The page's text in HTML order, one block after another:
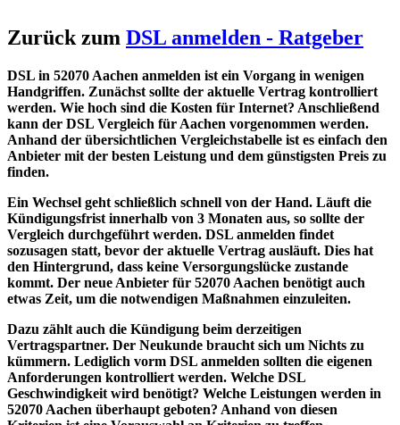
Zurück zum DSL anmelden - Ratgeber
DSL in 52070 Aachen anmelden ist ein Vorgang in wenigen
Handgriffen. Zunächst sollte der aktuelle Vertrag kontrolliert
werden. Wie hoch sind die Kosten für Internet? Anschließend
kann der DSL Vergleich für Aachen vorgenommen werden.
Anhand der übersichtlichen Vergleichstabelle ist es einfach den
Anbieter mit der besten Leistung und dem günstigsten Preis zu
finden.
Ein Wechsel geht schließlich schnell von der Hand. Läuft die
Kündigungsfrist innerhalb von 3 Monaten aus, so sollte der
Vergleich durchgeführt werden. DSL anmelden findet
sozusagen statt, bevor der aktuelle Vertrag ausläuft. Dies hat
den Hintergrund, dass keine Versorgungslücke zustande
kommt. Der neue Anbieter für 52070 Aachen benötigt auch
etwas Zeit, um die notwendigen Maßnahmen einzuleiten.
Dazu zählt auch die Kündigung beim derzeitigen
Vertragspartner. Der Neukunde braucht sich um Nichts zu
kümmern. Lediglich vorm DSL anmelden sollten die eigenen
Anforderungen kontrolliert werden. Welche DSL
Geschwindigkeit wird benötigt? Welche Leistungen werden in
52070 Aachen überhaupt geboten? Anhand von diesen